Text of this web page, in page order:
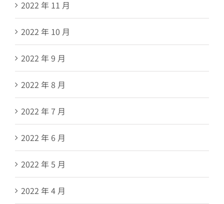
2022 年 11 月
2022 年 10 月
2022 年 9 月
2022 年 8 月
2022 年 7 月
2022 年 6 月
2022 年 5 月
2022 年 4 月